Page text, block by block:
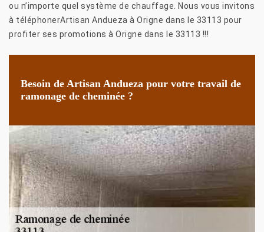
ou n’importe quel système de chauffage. Nous vous invitons
à téléphonerArtisan Andueza à Origne dans le 33113 pour
profiter ses promotions à Origne dans le 33113 !!!
Besoin de Artisan Andueza pour votre travail de
ramonage de cheminée ?